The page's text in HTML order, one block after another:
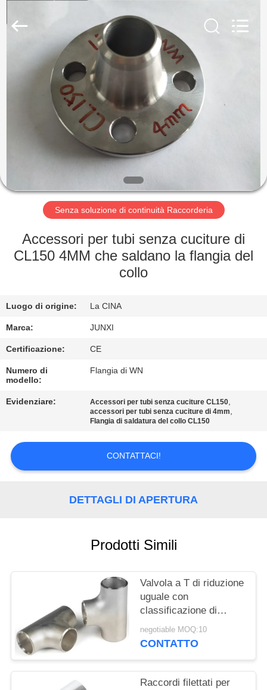
CASA
PRODOTTI
MOSTRA
CIRCA
GIRO
CONTROLLO
DI
QUALITÀ
CONTATTICI
NOTIZIE
DEL
PRIVACY
POLICY
Ltd..
Senza soluzione di continuità Raccorderia
Accessori per tubi senza cuciture di
CL150 4MM che saldano la flangia del
collo
Luogo di origine: La CINA
Marca: JUNXI
Certificazione: CE
Numero di
modello:
Flangia di WN
Evidenziare: Accessori per tubi senza cuciture CL150,
accessori per tubi senza cuciture di 4mm,
Flangia di saldatura del collo CL150
CONTATTACI!
DETTAGLI DI APERTURA
Prodotti Simili
Valvola a T di riduzione
uguale con
classificazione di
pressione 3000LBS e
rivestimento nero per
negotiable MOQ:10
CONTATTO
Raccordi filettati per